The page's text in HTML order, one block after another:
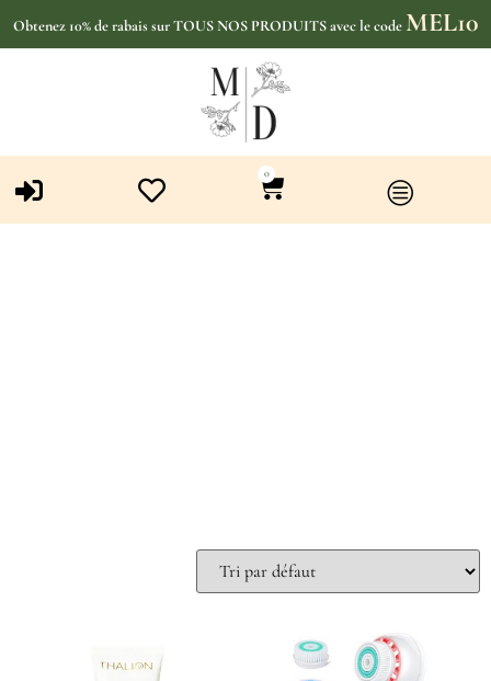
Obtenez 10% de rabais sur TOUS NOS PRODUITS avec le code MEL10
0